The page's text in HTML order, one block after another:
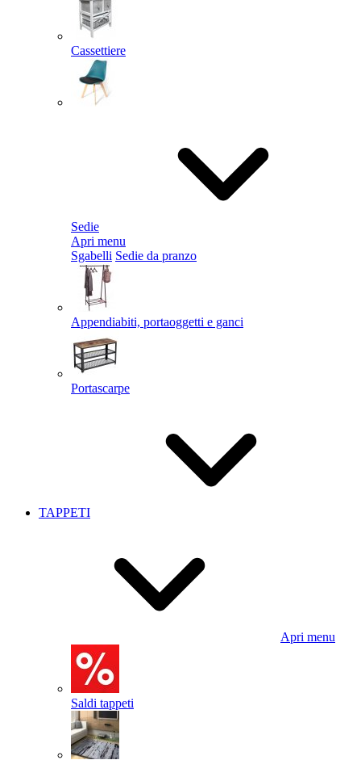
Cassettiere
Sedie
Apri menu
Sgabelli Sedie da pranzo
Appendiabiti, portaoggetti e ganci
Portascarpe
TAPPETI
Apri menu
Saldi tappeti